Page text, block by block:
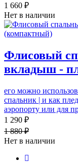
1 660 ₽
Нет в наличии
Флисовый
вкладыш -
его можно
спальник | и как
аэропорту или для
1 290 ₽
1 880 ₽
Нет в наличии